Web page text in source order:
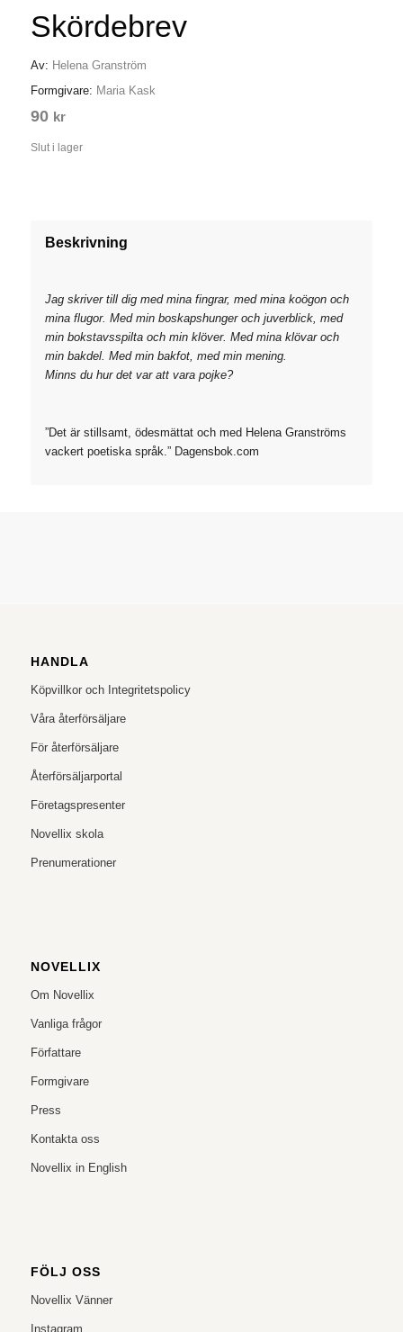
Skördebrev
Av: Helena Granström
Formgivare: Maria Kask
90 kr
Slut i lager
Beskrivning
Jag skriver till dig med mina fingrar, med mina koögon och
mina flugor. Med min boskapshunger och juverblick, med
min bokstavsspilta och min klöver. Med mina klövar och
min bakdel. Med min bakfot, med min mening.
Minns du hur det var att vara pojke?
”Det är stillsamt, ödesmättat och med Helena Granströms
vackert poetiska språk.” Dagensbok.com
HANDLA
Köpvillkor och Integritetspolicy
Våra återförsäljare
För återförsäljare
Återförsäljarportal
Företagspresenter
Novellix skola
Prenumerationer
NOVELLIX
Om Novellix
Vanliga frågor
Författare
Formgivare
Press
Kontakta oss
Novellix in English
FÖLJ OSS
Novellix Vänner
Instagram